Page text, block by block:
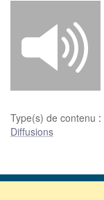
Type(s) de contenu :
Diffusions